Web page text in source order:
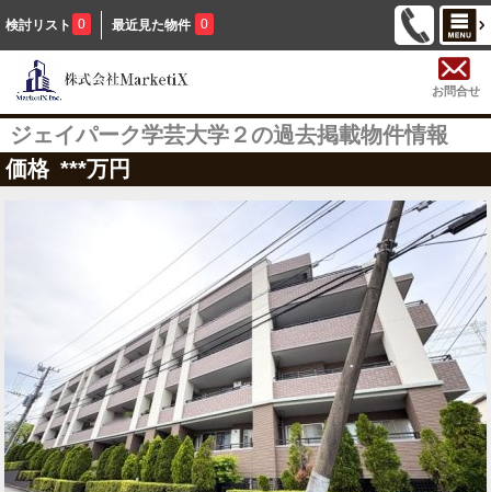
検討リスト 0 最近見た物件 0
お問合せ
ジェイパーク学芸大学２の過去掲載物件情報
価格 ***万円